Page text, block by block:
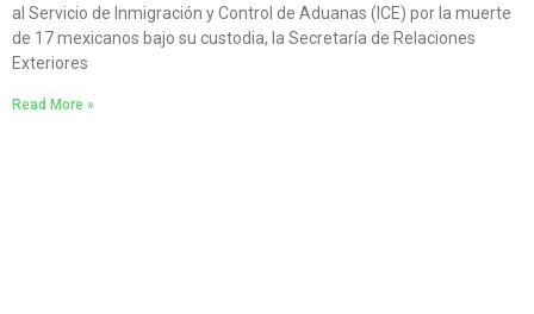
al Servicio de Inmigración y Control de Aduanas (ICE) por la muerte
de 17 mexicanos bajo su custodia, la Secretaría de Relaciones
Exteriores
Read More »